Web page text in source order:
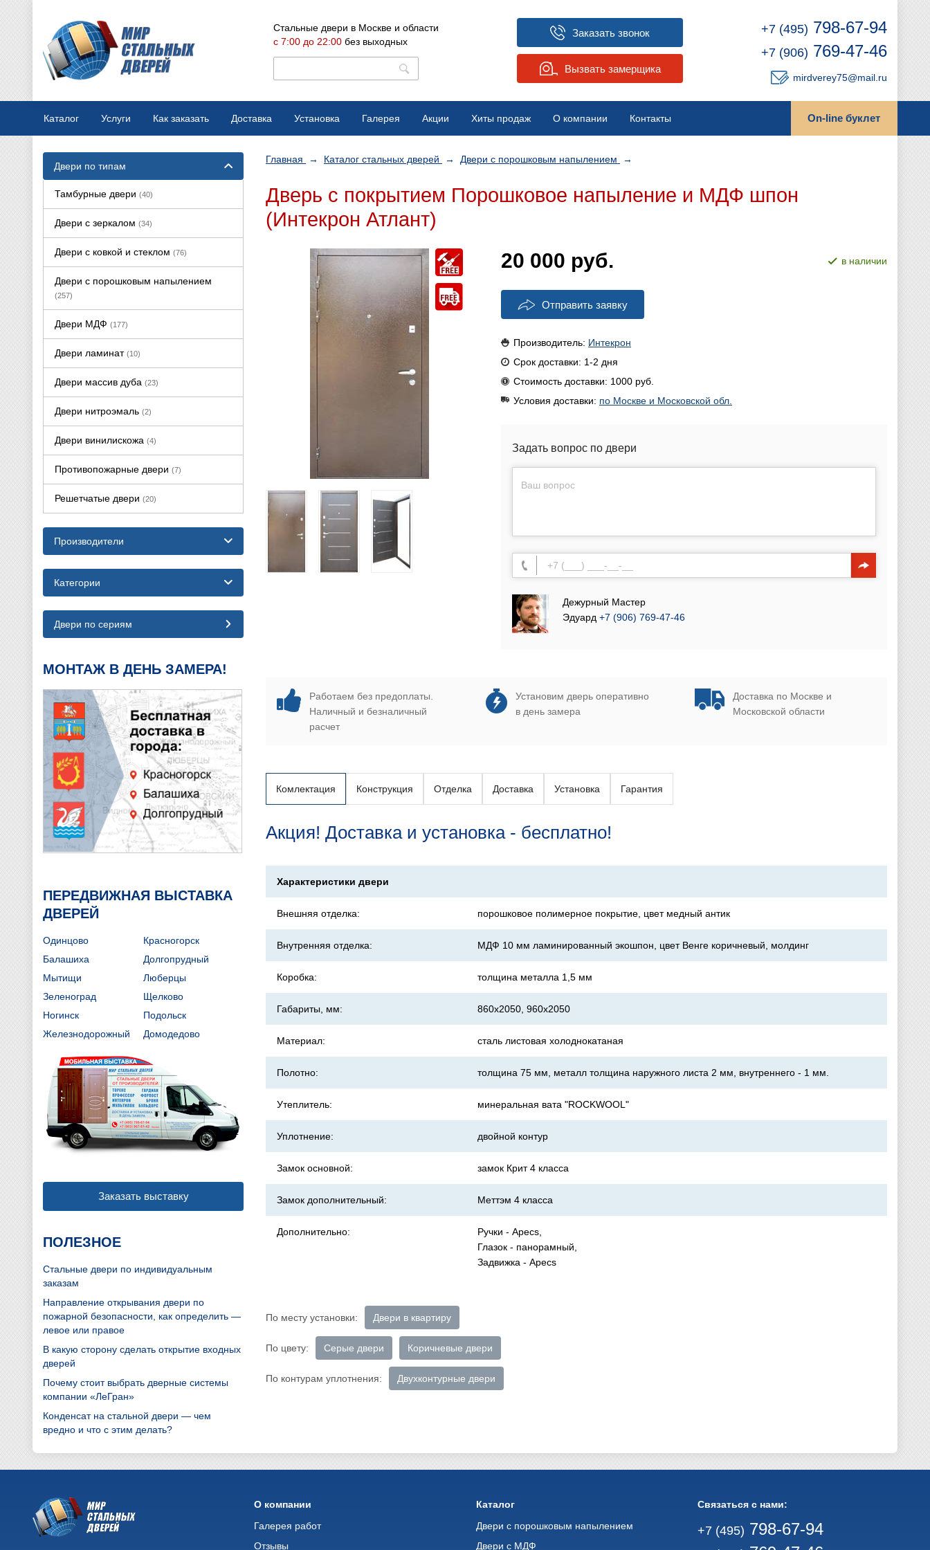
Стальные двери в Москве и области
с 7:00 до 22:00 без выходных
Заказать звонок
Вызвать замерщика
+7 (495) 798-67-94
+7 (906) 769-47-46
mirdverey75@mail.ru
Каталог Услуги Как заказать Доставка Установка Галерея Акции Хиты продаж О компании
Новости
Контакты On-line буклет
Главная → Каталог стальных дверей → Двери с порошковым напылением →
Дверь с покрытием Порошковое напыление и МДФ шпон
(Интекрон Атлант)
20 000 руб. в наличии
Отправить заявку
Производитель: Интекрон
Срок доставки: 1-2 дня
Стоимость доставки: 1000 руб.
Условия доставки: по Москве и Московской обл.
Задать вопрос по двери
Дежурный Мастер
Эдуард +7 (906) 769-47-46
Работаем без предоплаты.
Наличный и безналичный
расчет
Установим дверь оперативно
в день замера
Доставка по Москве и
Московской области
Комлектация Конструкция Отделка Доставка Установка Гарантия
Акция! Доставка и установка - бесплатно!
Характеристики двери
Внешняя отделка: порошковое полимерное покрытие, цвет медный антик
Внутренняя отделка: МДФ 10 мм ламинированный экошпон, цвет Венге коричневый, молдинг
Коробка: толщина металла 1,5 мм
Габариты, мм: 860х2050, 960х2050
Материал: сталь листовая холоднокатаная
Полотно: толщина 75 мм, металл толщина наружного листа 2 мм, внутреннего - 1 мм.
Утеплитель: минеральная вата "ROCKWOOL"
Уплотнение: двойной контур
Замок основной: замок Крит 4 класса
Замок дополнительный: Меттэм 4 класса
Дополнительно:
Ручки - Apecs,
Глазок - панорамный,
Задвижка - Apecs
По месту установки: Двери в квартиру
По цвету: Серые двери Коричневые двери
По контурам уплотнения: Двухконтурные двери
Двери по типам
Тамбурные двери (40)
Двери с зеркалом (34)
Двери с ковкой и стеклом (76)
Двери с порошковым напылением
(257)
Двери МДФ (177)
Двери ламинат (10)
Двери массив дуба (23)
Двери нитроэмаль (2)
Двери винилискожа (4)
Противопожарные двери (7)
Решетчатые двери (20)
Производители
Категории
Двери по сериям
МОНТАЖ В ДЕНЬ ЗАМЕРА!
ПЕРЕДВИЖНАЯ ВЫСТАВКА
ДВЕРЕЙ
Одинцово
Красногорск
Балашиха
Долгопрудный
Мытищи
Люберцы
Зеленоград
Щелково
Ногинск
Подольск
Железнодорожный
Домодедово
Заказать выставку
ПОЛЕЗНОЕ
Стальные двери по индивидуальным
заказам
Направление открывания двери по
пожарной безопасности, как определить —
левое или правое
В какую сторону сделать открытие входных
дверей
Почему стоит выбрать дверные системы
компании «ЛеГран»
Конденсат на стальной двери — чем
вредно и что с этим делать?
О компании
Галерея работ
Отзывы
Каталог
Двери с порошковым напылением
Двери с МДФ
Связаться с нами:
+7 (495) 798-67-94